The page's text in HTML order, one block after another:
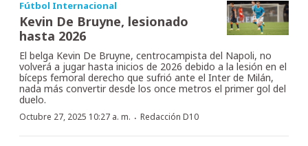
Fútbol Internacional
Kevin De Bruyne, lesionado
hasta 2026
El belga Kevin De Bruyne, centrocampista del Napoli, no
volverá a jugar hasta inicios de 2026 debido a la lesión en el
bíceps femoral derecho que sufrió ante el Inter de Milán,
nada más convertir desde los once metros el primer gol del
duelo.
Octubre 27, 2025 10:27 a. m. · Redacción D10